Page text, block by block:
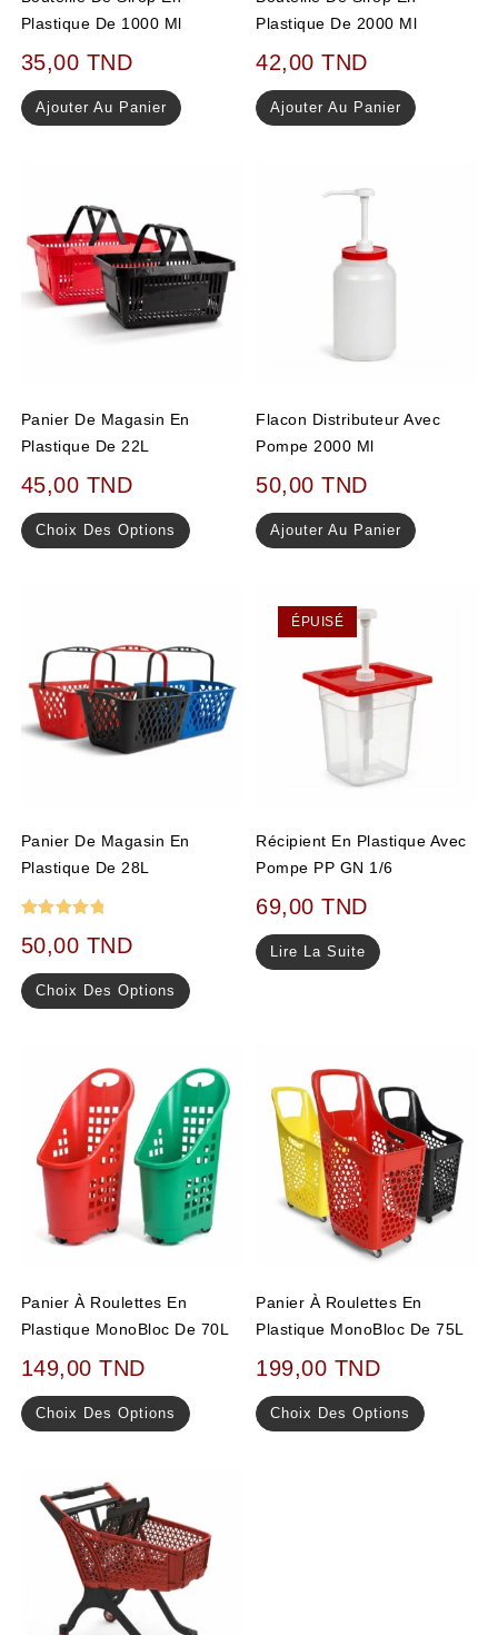
Plastique De 1000 Ml
35,00 TND
Ajouter Au Panier
Plastique De 2000 Ml
42,00TND
Ajouter Au Panier
Panier De Magasin En
Plastique De 22L
45,00 TND
Choix Des Options
Flacon Distributeur Avec
Pompe 2000 Ml
50,00TND
Ajouter Au Panier
Panier De Magasin En
Plastique De 28L
sur 5
50,00 TND
Choix Des Options
ÉPUISÉ
Récipient En Plastique Avec
Pompe PP GN 1/6
69,00TND
Lire La Suite
Panier À Roulettes En
Plastique MonoBloc De 70L
149,00TND
Choix Des Options
Panier À Roulettes En
Plastique MonoBloc De 75L
199,00 TND
Choix Des Options